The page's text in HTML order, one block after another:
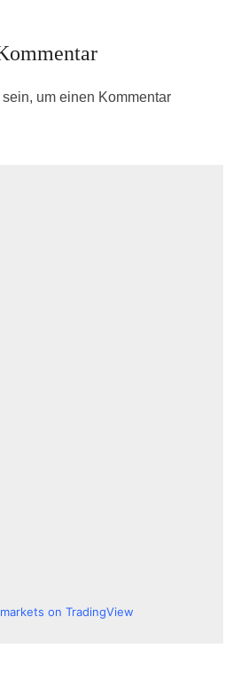
sein, um einen Kommentar
on TradingView